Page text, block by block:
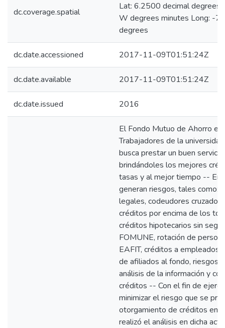
dc.coverage.spatial
Lat: 6.2500 decimal
W degrees minutes Long: -
degrees
dc.date.accessioned 2017-11-09T01:51:24Z
dc.date.available 2017-11-09T01:51:24Z
dc.date.issued 2016
El Fondo Mutuo de Ahorro e
Trabajadores de la
busca prestar un buen
brindándoles los mejores
tasas y al mejor tiempo -- En
generan riesgos, tales como:
legales, codeudores
créditos por encima de los
créditos hipotecarios sin
FOMUNE, rotación de
EAFIT, créditos a empleados
de afiliados al fondo, riesgos
análisis de la información y
créditos -- Con el fin de
minimizar el riesgo que se
otorgamiento de créditos en
realizó el análisis en dicha